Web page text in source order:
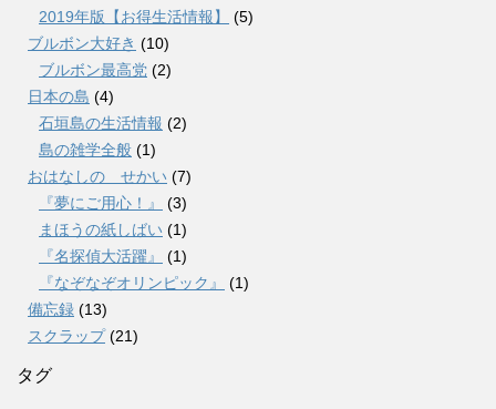
2019年版【お得生活情報】
(5)
ブルボン大好き (10)
ブルボン最高党 (2)
日本の島 (4)
石垣島の生活情報 (2)
島の雑学全般 (1)
おはなしの せかい (7)
『夢にご用心！』
(3)
まほうの紙しばい (1)
『名探偵大活躍』
(1)
『なぞなぞオリンピック』
(1)
備忘録 (13)
スクラップ(21)
タグ